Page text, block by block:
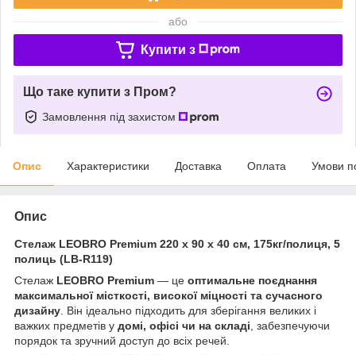
або
Купити з
Що таке купити з Пром?
Замовлення під захистом
Опис Характеристики Доставка Оплата Умови
Опис
Стелаж LEOBRO Premium 220 х 90 х 40 см, 175кг/полиця, 5
полиць (LB-R119)
Стелаж LEOBRO Premium — це оптимальне поєднання
максимальної місткості, високої міцності та сучасного
дизайну . Він ідеально підходить для зберігання великих і
важких предметів у домі, офісі чи на складі , забезпечуючи
порядок та зручний доступ до всіх речей.